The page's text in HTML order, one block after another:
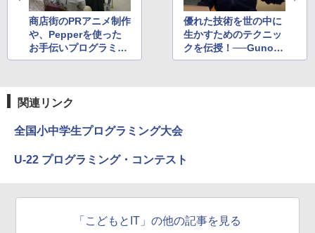
商店街のPRアニメ制作
や、Pepperを使った
お手伝いプログラミン
グ──環境の異なる遠
優れた技術を世の中に
生かすためのテクニッ
クを伝授！──Gunosy
福島氏と未踏ジュニア
関連リンク
全国小中学生プログラミング大会
U-22 プログラミング・コンテスト
「こどもとIT」の他の記事を見る